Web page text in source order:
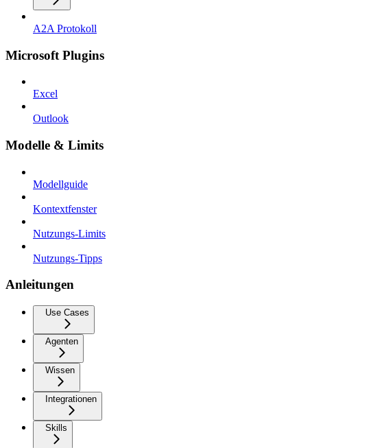
A2A Protokoll
Microsoft Plugins
Excel
Outlook
Modelle & Limits
Modellguide
Kontextfenster
Nutzungs-Limits
Nutzungs-Tipps
Anleitungen
Use Cases
Agenten
Wissen
Integrationen
Skills